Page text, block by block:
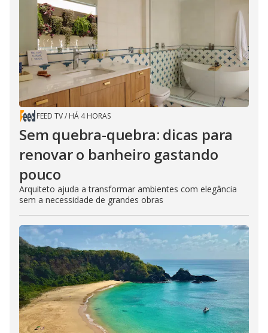
FEED TV/ HÁ 4 HORAS
Sem quebra-quebra: dicas para
renovar o banheiro gastando
pouco
Arquiteto ajuda a transformar ambientes com elegância
sem a necessidade de grandes obras